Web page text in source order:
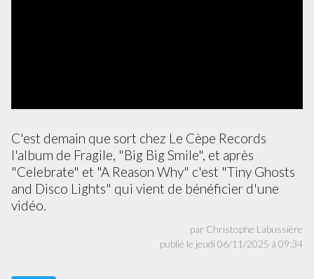
C'est demain que sort chez Le Cèpe Records
l'album de Fragile, "Big Big Smile", et après
"Celebrate" et "A Reason Why" c'est "Tiny Ghosts
and Disco Lights" qui vient de bénéficier d'une
vidéo.
par Christophe Labussière
publié le jeudi 06/11/2025 à 09:34